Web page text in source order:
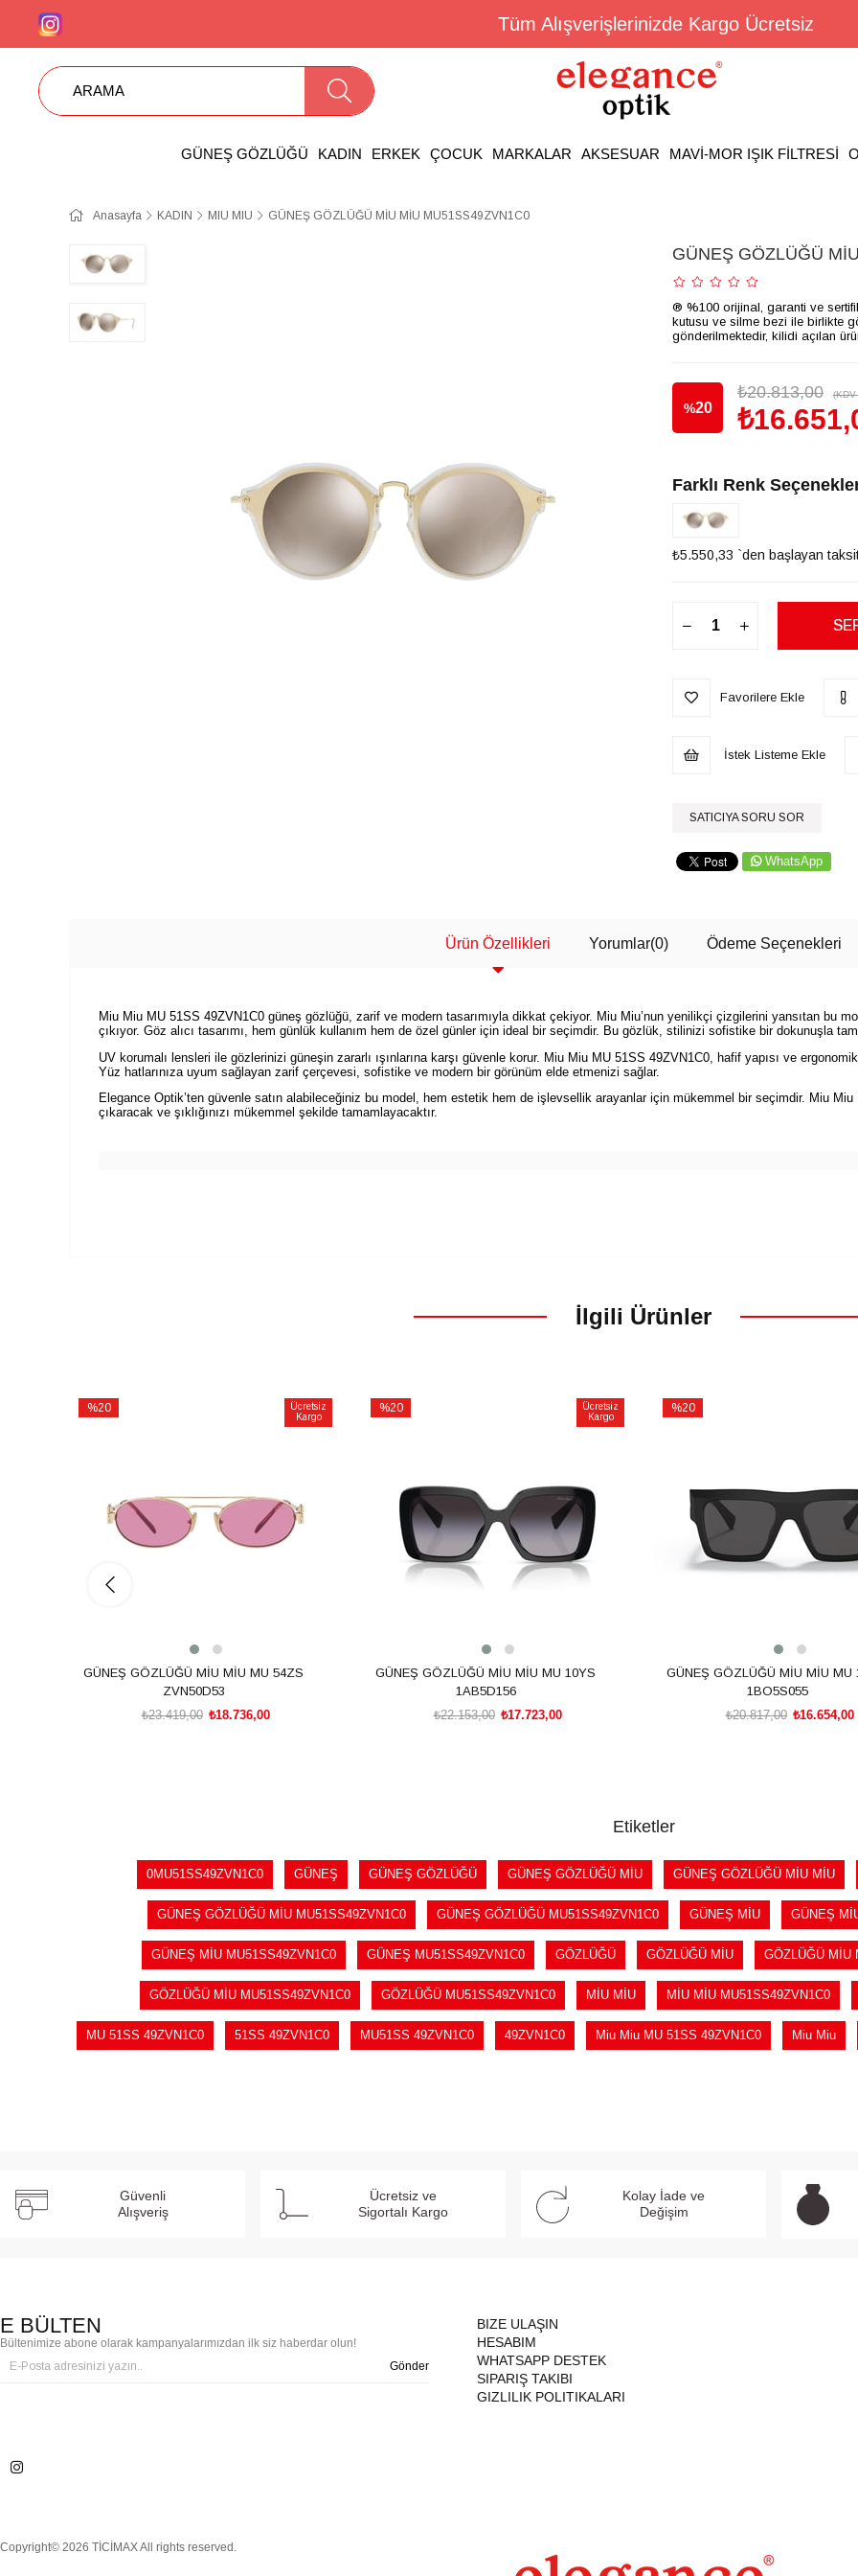
Tüm Alışverişlerinizde Kargo Ücretsiz
GÜNEŞ GÖZLÜĞÜ KADIN ERKEK ÇOCUK MARKALAR AKSESUAR MAVİ-MOR IŞIK FİLTRESİ
Anasayfa KADIN MIU MIU GÜNEŞ GÖZLÜĞÜ MİU MİU MU51SS49ZVN1C0
GÜNEŞ GÖZLÜĞÜ
® %100 orijinal, garanti ve
kutusu ve silme bezi ile birlikte
gönderilmektedir, kilidi açılan
%20
₺20.813,00 (KDV
Farklı Renk
₺5.550,33 `den başlayan
Favorilere Ekle
İstek Listeme Ekle
SATICIYA SORU SOR
WhatsApp
Ürün Özellikleri Yorumlar(0) Ödeme Seçenekleri
Miu Miu MU 51SS 49ZVN1C0 güneş gözlüğü, zarif ve modern tasarımıyla dikkat çekiyor. Miu Miu’nun yenilikçi çizgilerini yansıtan bu
çıkıyor. Göz alıcı tasarımı, hem günlük kullanım hem de özel günler için ideal bir seçimdir. Bu gözlük, stilinizi sofistike bir dokunuşla
UV korumalı lensleri ile gözlerinizi güneşin zararlı ışınlarına karşı güvenle korur. Miu Miu MU 51SS 49ZVN1C0, hafif yapısı ve
Yüz hatlarınıza uyum sağlayan zarif çerçevesi, sofistike ve modern bir görünüm elde etmenizi sağlar.
Elegance Optik’ten güvenle satın alabileceğiniz bu model, hem estetik hem de işlevsellik arayanlar için mükemmel bir seçimdir. Miu Miu
çıkaracak ve şıklığınızı mükemmel şekilde tamamlayacaktır.
İlgili Ürünler
%20
Ücretsiz
Kargo
GÜNEŞ GÖZLÜĞÜ MİU MİU MU 54ZS
ZVN50D53
₺18.736,00
₺23.419,00
%20
Ücretsiz
Kargo
GÜNEŞ GÖZLÜĞÜ MİU MİU MU 10YS
1AB5D156
₺17.723,00
₺22.153,00
%20
GÜNEŞ GÖZLÜĞÜ MİU MİU MU
1BO5S055
₺16.654,00
₺20.817,00
Etiketler
0MU51SS49ZVN1C0 GÜNEŞ GÜNEŞ GÖZLÜĞÜ GÜNEŞ GÖZLÜĞÜ MİU GÜNEŞ GÖZLÜĞÜ MİU MİU
GÜNEŞ GÖZLÜĞÜ MİU MU51SS49ZVN1C0 GÜNEŞ GÖZLÜĞÜ MU51SS49ZVN1C0 GÜNEŞ MİU GÜNEŞ
GÜNEŞ MİU MU51SS49ZVN1C0 GÜNEŞ MU51SS49ZVN1C0 GÖZLÜĞÜ GÖZLÜĞÜ MİU GÖZLÜĞÜ MİU
GÖZLÜĞÜ MİU MU51SS49ZVN1C0 GÖZLÜĞÜ MU51SS49ZVN1C0 MİU MİU MİU MİU MU51SS49ZVN1C0
MU 51SS 49ZVN1C0 51SS 49ZVN1C0 MU51SS 49ZVN1C0 49ZVN1C0 Miu Miu MU 51SS 49ZVN1C0 Miu Miu
Güvenli
Alışveriş
Ücretsiz ve
Sigortalı Kargo
Kolay İade ve
Değişim
E BÜLTEN
Bültenimize abone olarak kampanyalarımızdan ilk siz haberdar olun!
Gönder
BIZE ULAŞIN
HESABIM
WHATSAPP DESTEK
SIPARIŞ TAKIBI
GIZLILIK POLITIKALARI
Copyright© 2026 TİCİMAX All rights reserved.